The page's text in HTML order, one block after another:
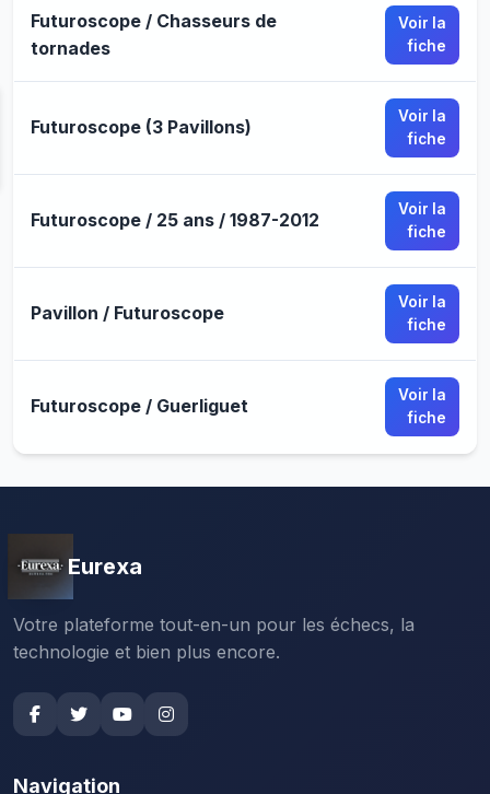
Futuroscope / Chasseurs de
tornades
Voir la
fiche
Futuroscope (3 Pavillons)
Voir la
fiche
Futuroscope / 25 ans / 1987-2012
Voir la
fiche
Pavillon / Futuroscope
Voir la
fiche
Futuroscope / Guerliguet
Voir la
fiche
Eurexa
Votre plateforme tout-en-un pour les échecs, la
technologie et bien plus encore.
Navigation